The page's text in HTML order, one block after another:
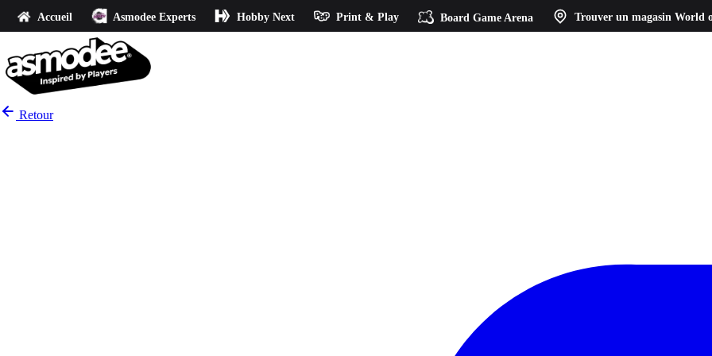
Accueil Asmodee Experts Hobby Next Print & Play Board Game Arena Trouver un magasin World
Retour